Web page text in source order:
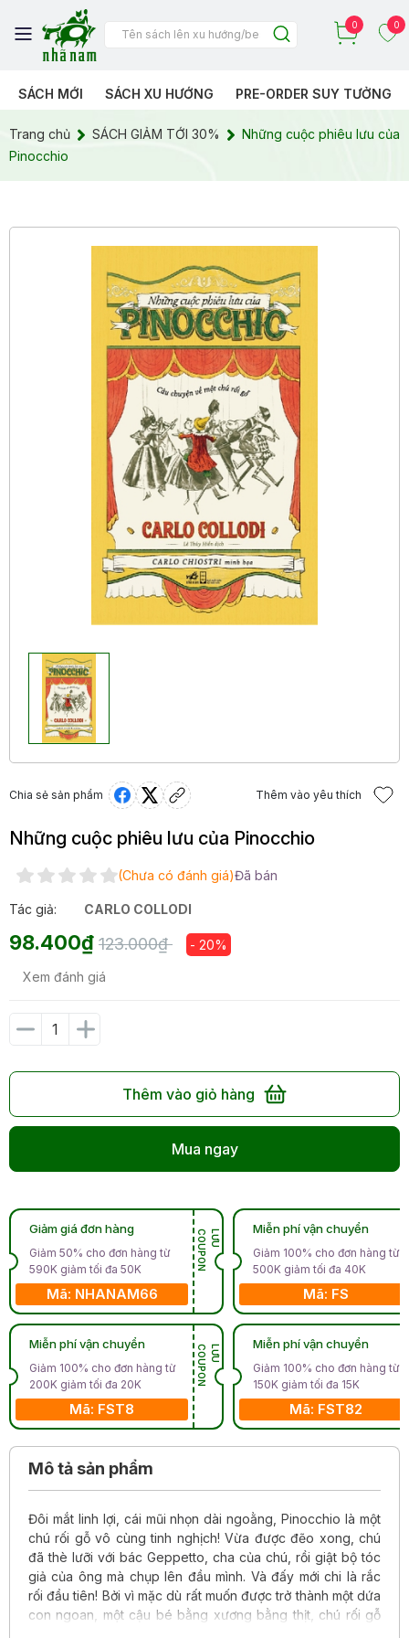
0 0
SÁCH MỚI SÁCH XU HƯỚNG PRE-ORDER SUY TƯỞNG
Trang chủ SÁCH GIẢM TỚI 30%
Những cuộc phiêu lưu của
Pinocchio
Chia sẻ sản phẩm Thêm vào yêu thích
Những cuộc phiêu lưu của Pinocchio
(Chưa có đánh giá)Đã bán
Tác giả: CARLO COLLODI
98.400₫ 123.000₫ - 20%
Xem đánh giá
Thêm vào giỏ hàng
Mua ngay
Giảm giá đơn hàng
Giảm 50% cho đơn hàng từ
590K giảm tối đa 50K
Mã: NHANAM66
L
Ư
U
C
O
U
P
O
N
Miễn phí vận chuyển
Giảm 100% cho đơn hàng từ
200K giảm tối đa 20K
Mã: FST8
L
Ư
U
C
O
U
P
O
N
Miễn phí vận chuyển
Giảm 100% cho đơn hàng từ
500K giảm tối đa 40K
Mã: FS
Miễn phí vận chuyển
Giảm 100% cho đơn hàng từ
150K giảm tối đa 15K
Mã: FST82
Mô tả sản phẩm
Đôi mắt linh lợi, cái mũi nhọn dài ngoằng, Pinocchio là một
chú rối gỗ vô cùng tinh nghịch! Vừa được đẽo xong, chú
đã thè lưỡi với bác Geppetto, cha của chú, rồi giật bộ tóc
giả của ông mà chụp lên đầu mình. Và đấy mới chi là rắc
rối đầu tiên! Bởi vì mặc dù rất muốn được trở thành một dứa
con ngoan, một cậu bé bằng xương bằng thịt, chú rối gỗ